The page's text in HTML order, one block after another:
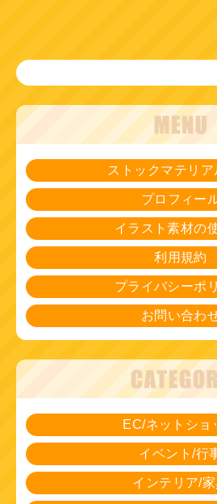
ストックマテリア
プロフィー
イラスト素材の
利用規約
プライバシーポ
お問い合わ
EC/ネットショ
イベント/行
インテリア/